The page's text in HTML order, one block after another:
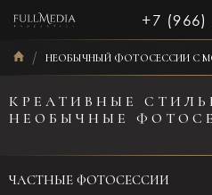
+7 (966)
НЕОБЫЧНЫЙ ФОТОСЕССИИ С
КРЕАТИВНЫЕ
НЕОБЫЧНЫЕ
ЧАСТНЫЕ ФОТОСЕССИИ